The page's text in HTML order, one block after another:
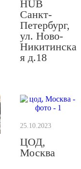
HUB
Санкт-
Петербург,
ул. Ново-
Никитинска
я д.18
25.10.2023
ЦОД,
Москва